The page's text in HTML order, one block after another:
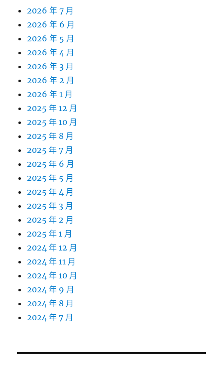
2026 年 7 月
2026 年 6 月
2026 年 5 月
2026 年 4 月
2026 年 3 月
2026 年 2 月
2026 年 1 月
2025 年 12 月
2025 年 10 月
2025 年 8 月
2025 年 7 月
2025 年 6 月
2025 年 5 月
2025 年 4 月
2025 年 3 月
2025 年 2 月
2025 年 1 月
2024 年 12 月
2024 年 11 月
2024 年 10 月
2024 年 9 月
2024 年 8 月
2024 年 7 月